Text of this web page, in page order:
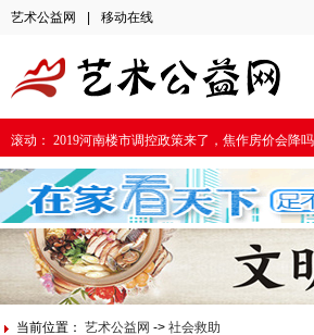
艺术公益网 移动在线
滚动： 2019河南楼市调控政策来了，焦作房价会降吗
当前位置： 艺术公益网 -> 社会救助